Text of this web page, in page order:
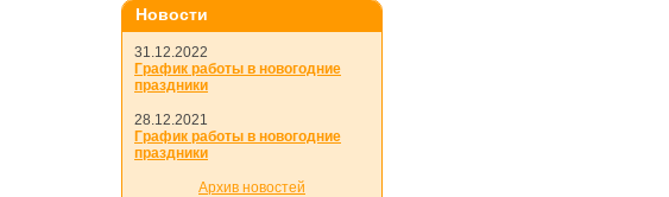
Новости
31.12.2022
График работы в новогодние
праздники
28.12.2021
График работы в новогодние
праздники
Архив новостей